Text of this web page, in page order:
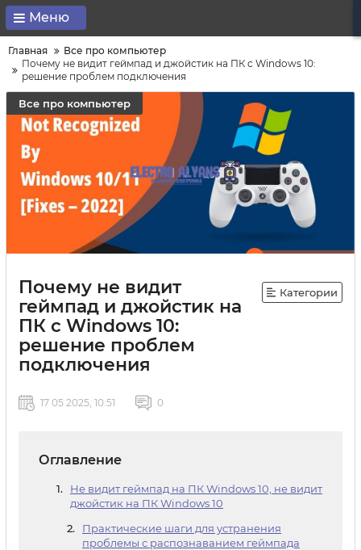
Меню
Главная
Все про компьютер
Почему не видит геймпад и джойстик на ПК с Windows 10:
решение проблем подключения
Все про компьютер
Почему не видит
геймпад и джойстик на
ПК с Windows 10:
решение проблем
подключения
Категории
17 05 2025, 10:51 0
Оглавление
Не видит геймпад на ПК Windows 10, не видит
джойстик на ПК Windows 10
Практические шаги для устранения
проблемы с распознаванием геймпада